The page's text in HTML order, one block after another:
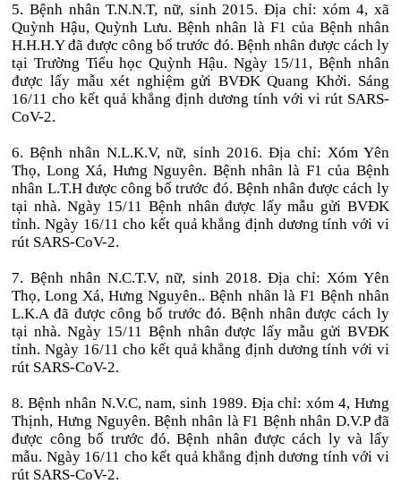
5. Bệnh nhân T.N.N.T, nữ, sinh 2015. Địa chỉ: xóm 4, xã
Quỳnh Hậu, Quỳnh Lưu. Bệnh nhân là F1 của Bệnh nhân
H.H.H.Y đã được công bố trước đó. Bệnh nhân được cách ly
tại Trường Tiểu học Quỳnh Hậu. Ngày 15/11, Bệnh nhân
được lấy mẫu xét nghiệm gửi BVĐK Quang Khởi. Sáng
16/11 cho kết quả khẳng định dương tính với vi rút SARS-
CoV-2.
6. Bệnh nhân N.L.K.V, nữ, sinh 2016. Địa chỉ: Xóm Yên
Thọ, Long Xá, Hưng Nguyên. Bệnh nhân là F1 của Bệnh
nhân L.T.H được công bố trước đó. Bệnh nhân được cách ly
tại nhà. Ngày 15/11 Bệnh nhân được lấy mẫu gửi BVĐK
tỉnh. Ngày 16/11 cho kết quả khẳng định dương tính với vi
rút SARS-CoV-2.
7. Bệnh nhân N.C.T.V, nữ, sinh 2018. Địa chỉ: Xóm Yên
Thọ, Long Xá, Hưng Nguyên.. Bệnh nhân là F1 Bệnh nhân
L.K.A đã được công bố trước đó. Bệnh nhân được cách ly
tại nhà. Ngày 15/11 Bệnh nhân được lấy mẫu gửi BVĐK
tỉnh. Ngày 16/11 cho kết quả khẳng định dương tính với vi
rút SARS-CoV-2.
8. Bệnh nhân N.V.C, nam, sinh 1989. Địa chỉ: xóm 4, Hưng
Thịnh, Hưng Nguyên. Bệnh nhân là F1 Bệnh nhân D.V.P đã
được công bố trước đó. Bệnh nhân được cách ly và lấy
mẫu. Ngày 16/11 cho kết quả khẳng định dương tính với vi
rút SARS-CoV-2.